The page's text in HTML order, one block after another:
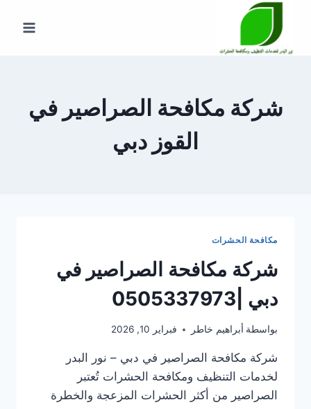
المحتوى
شركة مكافحة الصراصير في
القوز دبي
مكافحة الحشرات
شركة مكافحة الصراصير في
دبي |0505337973
بواسطة أبراهيم خاطر فبراير 10, 2026
شركة مكافحة الصراصير في دبي – نور البدر
لخدمات التنظيف ومكافحة الحشرات تُعتبر
الصراصير من أكثر الحشرات المزعجة والخطرة